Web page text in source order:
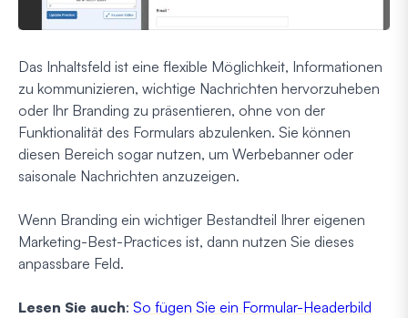
Das Inhaltsfeld ist eine flexible Möglichkeit, Informationen
zu kommunizieren, wichtige Nachrichten hervorzuheben
oder Ihr Branding zu präsentieren, ohne von der
Funktionalität des Formulars abzulenken. Sie können
diesen Bereich sogar nutzen, um Werbebanner oder
saisonale Nachrichten anzuzeigen.
Wenn Branding ein wichtiger Bestandteil Ihrer eigenen
Marketing-Best-Practices ist, dann nutzen Sie dieses
anpassbare Feld.
Lesen Sie auch: So fügen Sie ein Formular-Headerbild